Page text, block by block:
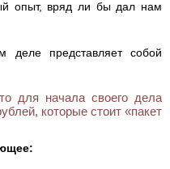
опыт, вряд ли бы дал нам
деле представляет собой
для начала своего дела
которые стоит «пакет